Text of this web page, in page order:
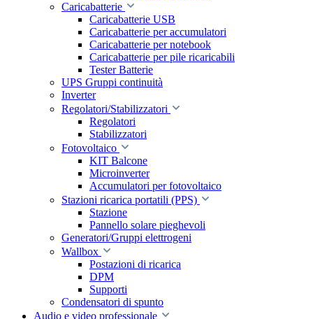
Caricabatterie
Caricabatterie USB
Caricabatterie per accumulatori
Caricabatterie per notebook
Caricabatterie per pile ricaricabili
Tester Batterie
UPS Gruppi continuità
Inverter
Regolatori/Stabilizzatori
Regolatori
Stabilizzatori
Fotovoltaico
KIT Balcone
Microinverter
Accumulatori per fotovoltaico
Stazioni ricarica portatili (PPS)
Stazione
Pannello solare pieghevoli
Generatori/Gruppi elettrogeni
Wallbox
Postazioni di ricarica
DPM
Supporti
Condensatori di spunto
Audio e video professionale